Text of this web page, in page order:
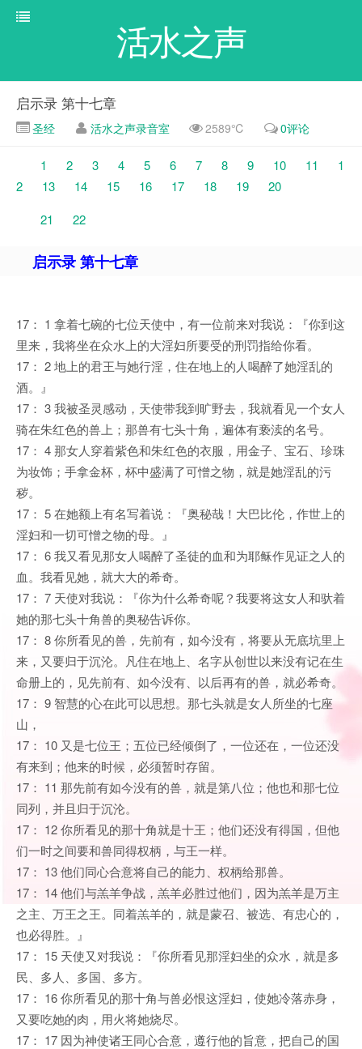
活水之声
启示录 第十七章
圣经 活水之声录音室 2589℃ 0评论
1 2 3 4 5 6 7 8 9 10 11
1
2
13 14 15 16 17 18 19
20
21
22
启示录 第十七章
17： 1 拿着七碗的七位天使中，有一位前来对我说：『你到这
里来，我将坐在众水上的大淫妇所要受的刑罚指给你看。
17： 2 地上的君王与她行淫，住在地上的人喝醉了她淫乱的
酒。』
17： 3 我被圣灵感动，天使带我到旷野去，我就看见一个女人
骑在朱红色的兽上；那兽有七头十角，遍体有亵渎的名号。
17： 4 那女人穿着紫色和朱红色的衣服，用金子、宝石、珍珠
为妆饰；手拿金杯，杯中盛满了可憎之物，就是她淫乱的污
秽。
17： 5 在她额上有名写着说：『奥秘哉！大巴比伦，作世上的
淫妇和一切可憎之物的母。』
17： 6 我又看见那女人喝醉了圣徒的血和为耶稣作见证之人的
血。我看见她，就大大的希奇。
17： 7 天使对我说：『你为什么希奇呢？我要将这女人和驮着
她的那七头十角兽的奥秘告诉你。
17： 8 你所看见的兽，先前有，如今没有，将要从无底坑里上
来，又要归于沉沦。凡住在地上、名字从创世以来没有记在生
命册上的，见先前有、如今没有、以后再有的兽，就必希奇。
17： 9 智慧的心在此可以思想。那七头就是女人所坐的七座
山，
17： 10 又是七位王；五位已经倾倒了，一位还在，一位还没
有来到；他来的时候，必须暂时存留。
17： 11 那先前有如今没有的兽，就是第八位；他也和那七位
同列，并且归于沉沦。
17： 12 你所看见的那十角就是十王；他们还没有得国，但他
们一时之间要和兽同得权柄，与王一样。
17： 13 他们同心合意将自己的能力、权柄给那兽。
17： 14 他们与羔羊争战，羔羊必胜过他们，因为羔羊是万主
之主、万王之王。同着羔羊的，就是蒙召、被选、有忠心的，
也必得胜。』
17： 15 天使又对我说：『你所看见那淫妇坐的众水，就是多
民、多人、多国、多方。
17： 16 你所看见的那十角与兽必恨这淫妇，使她冷落赤身，
又要吃她的肉，用火将她烧尽。
17： 17 因为神使诸王同心合意，遵行他的旨意，把自己的国